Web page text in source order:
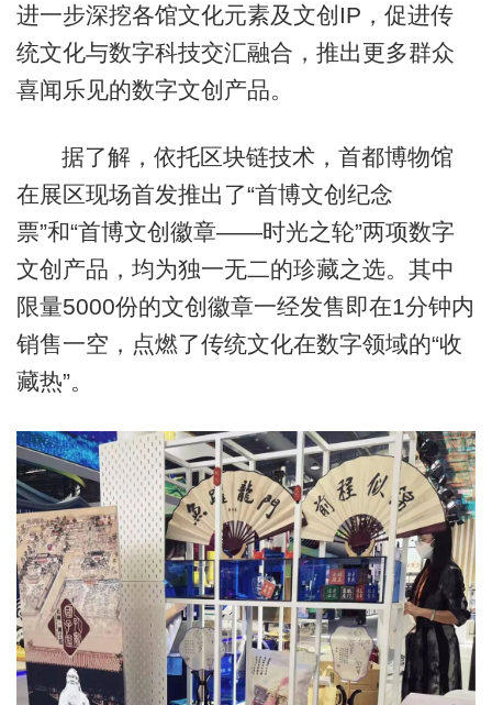
进一步深挖各馆文化元素及文创IP，促进传
统文化与数字科技交汇融合，推出更多群众
喜闻乐见的数字文创产品。
据了解，依托区块链技术，首都博物馆
在展区现场首发推出了“首博文创纪念
票”和“首博文创徽章——时光之轮”两项数字
文创产品，均为独一无二的珍藏之选。其中
限量5000份的文创徽章一经发售即在1分钟内
销售一空，点燃了传统文化在数字领域的“收
藏热”。